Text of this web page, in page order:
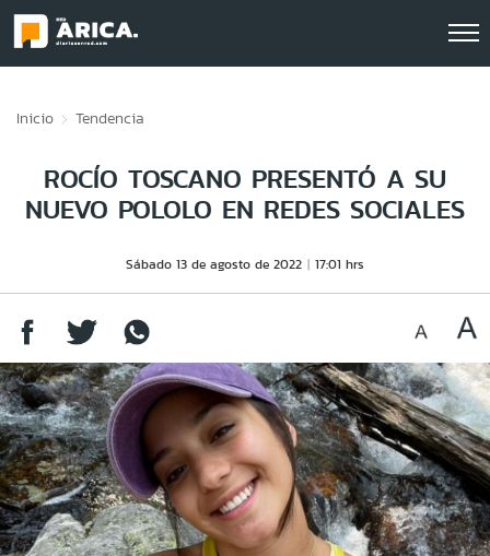
Inicio Tendencia
ROCÍO TOSCANO PRESENTÓ A SU
NUEVO POLOLO EN REDES SOCIALES
Sábado 13 de agosto de 2022 17:01 hrs